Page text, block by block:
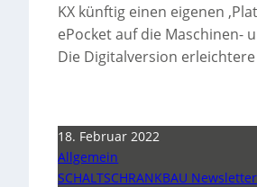
KX künftig einen eigenen
ePocket auf die Maschinen-
Die Digitalversion
18. Februar 2022
Allgemein
SCHALTSCHRANKBAU